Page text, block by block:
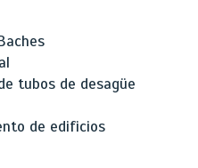
tubos de desagüe
de edificios